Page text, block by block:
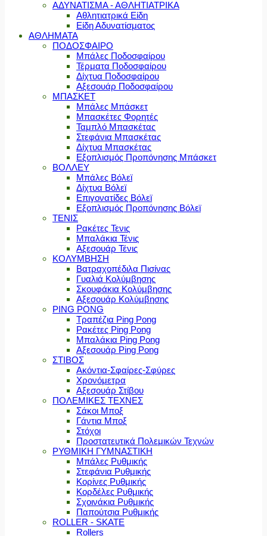
ΑΔΥΝΑΤΙΣΜΑ - ΑΘΛΗΤΙΑΤΡΙΚΑ
Αθλητιατρικά Είδη
Είδη Αδυνατίσματος
ΑΘΛΗΜΑΤΑ
ΠΟΔΟΣΦΑΙΡΟ
Μπάλες Ποδοσφαίρου
Τέρματα Ποδοσφαίρου
Δίχτυα Ποδοσφαίρου
Αξεσουάρ Ποδοσφαίρου
ΜΠΑΣΚΕΤ
Μπάλες Μπάσκετ
Μπασκέτες Φορητές
Ταμπλό Μπασκέτας
Στεφάνια Μπασκέτας
Δίχτυα Μπασκέτας
Εξοπλισμός Προπόνησης Μπάσκετ
ΒΟΛΛΕΥ
Μπάλες Βόλεϊ
Δίχτυα Βόλεϊ
Επιγονατίδες Βόλεϊ
Εξοπλισμός Προπόνησης Βόλεϊ
ΤΕΝΙΣ
Ρακέτες Τενις
Μπαλάκια Τένις
Αξεσουάρ Τένις
ΚΟΛΥΜΒΗΣΗ
Βατραχοπέδιλα Πισίνας
Γυαλιά Κολύμβησης
Σκουφάκια Κολύμβησης
Αξεσουάρ Κολύμβησης
PING PONG
Τραπέζια Ping Pong
Ρακέτες Ping Pong
Μπαλάκια Ping Pong
Αξεσουάρ Ping Pong
ΣΤΙΒΟΣ
Ακόντια-Σφαίρες-Σφύρες
Χρονόμετρα
Αξεσουάρ Στίβου
ΠΟΛΕΜΙΚΕΣ ΤΕΧΝΕΣ
Σάκοι Μποξ
Γάντια Μποξ
Στόχοι
Προστατευτικά Πολεμικών Τεχνών
ΡΥΘΜΙΚΗ ΓΥΜΝΑΣΤΙΚΗ
Μπάλες Ρυθμικής
Στεφάνια Ρυθμικής
Κορίνες Ρυθμικής
Κορδέλες Ρυθμικής
Σχοινάκια Ρυθμικής
Παπούτσια Ρυθμικής
ROLLER - SKATE
Rollers